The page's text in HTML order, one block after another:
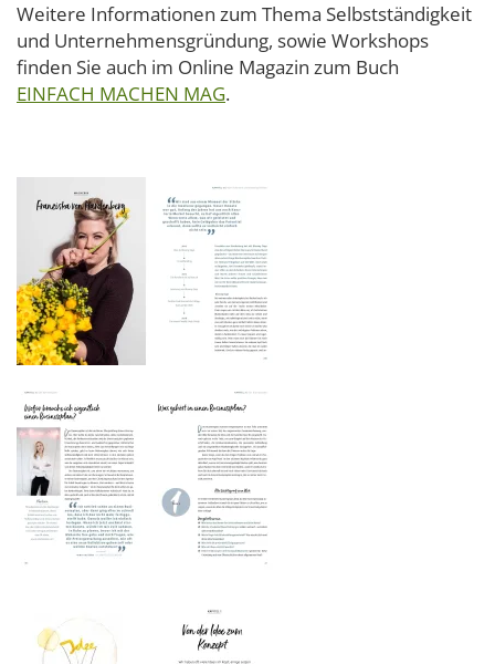
Weitere Informationen zum Thema Selbstständigkeit
und Unternehmensgründung, sowie Workshops
finden Sie auch im Online Magazin zum Buch
EINFACH MACHEN MAG.